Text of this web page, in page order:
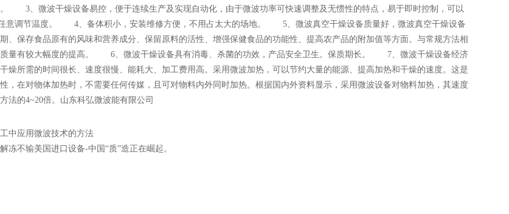
3、微波干燥设备易控，便于连续生产及实现自动化，由于微波功率可快速调整及无惯性的特点，易于即时控制，可以
意调节温度。 4、备体积小，安装维修方便，不用占太大的场地。 5、微波真空干燥设备质量好，微波真空干燥设备
、保存食品原有的风味和营养成分、保留原料的活性、增强保健食品的功能性、提高农产品的附加值等方面。与常规方法相
质量有较大幅度的提高。 6、微波干燥设备具有消毒、杀菌的功效，产品安全卫生。保质期长。 7、微波干燥设备经济
燥所需的时间很长、速度很慢、能耗大、加工费用高。采用微波加热，可以节约大量的能源、提高加热和干燥的速度。这是
，在对物体加热时，不需要任何传媒，且可对物料内外同时加热。根据国内外资料显示，采用微波设备对物料加热，其速度
法的4~20倍。山东科弘微波能有限公司
中应用微波技术的方法
冻不输美国进口设备-中国“质”造正在崛起。